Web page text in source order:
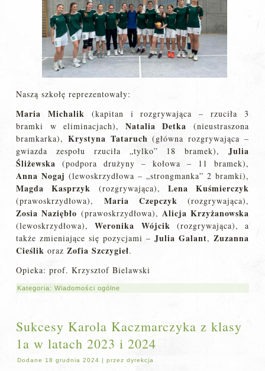
Naszą szkołę reprezentowały:
Maria Michalik (kapitan i rozgrywająca – rzuciła 3
bramki w eliminacjach),Natalia Detka (nieustraszona
bramkarka),Krystyna Tataruch (główna rozgrywająca –
gwiazda zespołu rzuciła „tylko” 18 bramek), Julia
Śliżewska (podpora drużyny – kołowa – 11 bramek),
Anna Nogaj (lewoskrzydłowa – „strongmanka” 2 bramki),
Magda Kasprzyk (rozgrywająca), Lena Kuśmierczyk
(prawoskrzydłowa), Maria Czepczyk (rozgrywająca),
Zosia Naziębło (prawoskrzydłowa), Alicja Krzyżanowska
(lewoskrzydłowa),Weronika Wójcik (rozgrywająca), a
także zmieniające się pozycjami – Julia Galant, Zuzanna
Cieślik orazZofia Szczygieł.
Opieka: prof. Krzysztof Bielawski
Kategoria:Wiadomości ogólne
Sukcesy Karola Kaczmarczyka z klasy
1a w latach 2023 i 2024
Dodane 18 grudnia 2024 |przez dyrekcja